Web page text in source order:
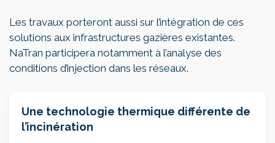
Les travaux porteront aussi sur l’intégration de ces
solutions aux infrastructures gazières existantes.
NaTran participera notamment à l’analyse des
conditions d’injection dans les réseaux.
Une technologie thermique différente de
l’incinération